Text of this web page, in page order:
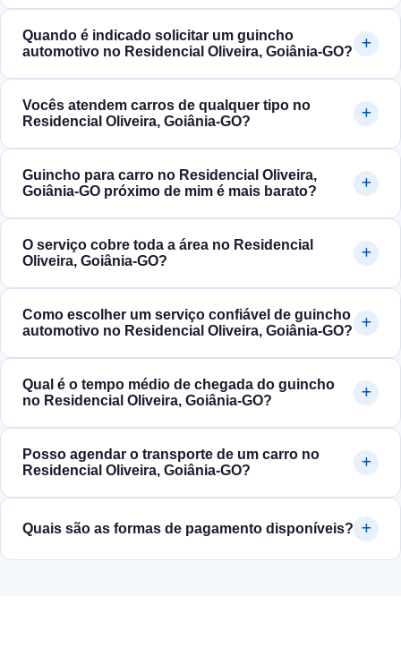
Quando é indicado solicitar um guincho
automotivo no Residencial Oliveira, Goiânia‑GO?
Vocês atendem carros de qualquer tipo no
Residencial Oliveira, Goiânia‑GO?
Guincho para carro no Residencial Oliveira,
Goiânia‑GO próximo de mim é mais barato?
O serviço cobre toda a área no Residencial
Oliveira, Goiânia‑GO?
Como escolher um serviço confiável de guincho
automotivo no Residencial Oliveira, Goiânia‑GO?
Qual é o tempo médio de chegada do guincho
no Residencial Oliveira, Goiânia‑GO?
Posso agendar o transporte de um carro no
Residencial Oliveira, Goiânia‑GO?
Quais são as formas de pagamento disponíveis?